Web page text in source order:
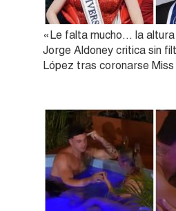
«Le falta mucho… la
Jorge Aldoney critica sin
López tras coronarse Miss